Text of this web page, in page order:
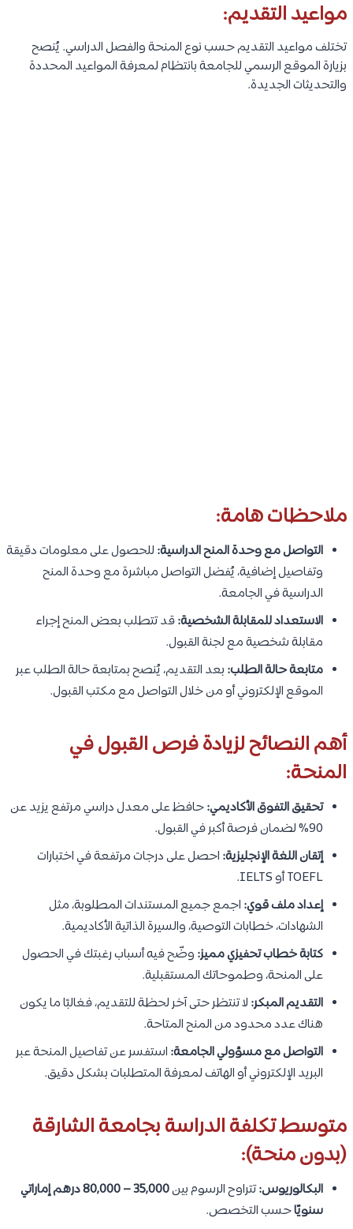
مواعيد التقديم:
تختلف مواعيد التقديم حسب نوع المنحة والفصل الدراسي. يُنصح
بزيارة الموقع الرسمي للجامعة بانتظام لمعرفة المواعيد المحددة
والتحديثات الجديدة.
ملاحظات هامة:
التواصل مع وحدة المنح الدراسية: للحصول على معلومات دقيقة
وتفاصيل إضافية، يُفضل التواصل مباشرة مع وحدة المنح
الدراسية في الجامعة.
الاستعداد للمقابلة الشخصية:قد تتطلب بعض المنح إجراء
مقابلة شخصية مع لجنة القبول.
متابعة حالة الطلب: بعد التقديم، يُنصح بمتابعة حالة الطلب عبر
الموقع الإلكتروني أو من خلال التواصل مع مكتب القبول.
أهم النصائح لزيادة فرص القبول في
المنحة:
تحقيق التفوق الأكاديمي:حافظ على معدل دراسي مرتفع يزيد عن
90% لضمان فرصة أكبر في القبول.
إتقان اللغة الإنجليزية: احصل على درجات مرتفعة في اختبارات
TOEFL أو IELTS.
إعداد ملف قوي: اجمع جميع المستندات المطلوبة، مثل
الشهادات، خطابات التوصية، والسيرة الذاتية الأكاديمية.
كتابة خطاب تحفيزي مميز: وضّح فيه أسباب رغبتك في الحصول
على المنحة، وطموحاتك المستقبلية.
التقديم المبكر: لا تنتظر حتى آخر لحظة للتقديم، فغالبًا ما يكون
هناك عدد محدود من المنح المتاحة.
التواصل مع مسؤولي الجامعة: استفسر عن تفاصيل المنحة عبر
البريد الإلكتروني أو الهاتف لمعرفة المتطلبات بشكل دقيق.
متوسط تكلفة الدراسة بجامعة الشارقة
(بدون منحة):
البكالوريوس:تتراوح الرسوم بين
35,000 – 80,000 درهم إماراتي
سنويًاحسب التخصص.